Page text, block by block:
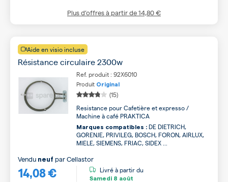
Plus d’offres à partir de14,80 €
Aide en visio incluse
Résistance circulaire 2300w
Ref. produit : 92X6010
Produit Original
(15)
Resistance pour Cafetière et expresso /
Machine à café PRAKTICA
Marques compatibles : DE DIETRICH,
GORENJE, PRIVILEG, BOSCH, FORON, AIRLUX,
MIELE, SIEMENS, FRIAC, SIDEX ...
14,08 €
Vendu neuf parCellastor
Livré à partir du
Samedi 8 août